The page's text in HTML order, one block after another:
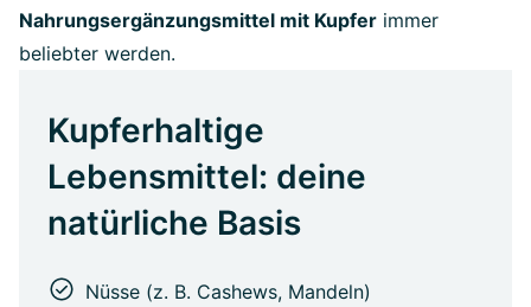
Nahrungsergänzungsmittel mit Kupfer immer
beliebter werden.
Kupferhaltige
Lebensmittel: deine
natürliche Basis
Nüsse (z. B. Cashews, Mandeln)